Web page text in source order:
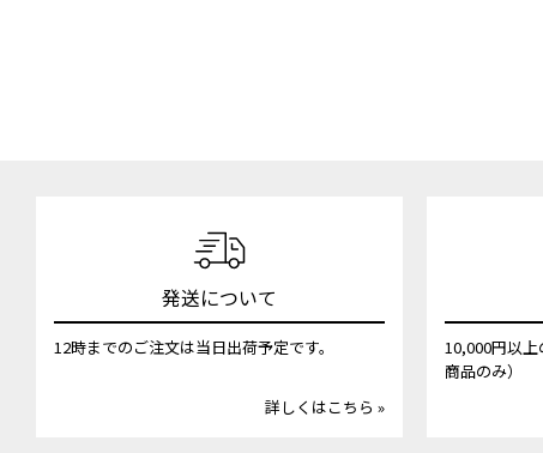
発送について
12時までのご注文は当日出荷予定です。
詳しくはこちら »
10,000円以
商品のみ）